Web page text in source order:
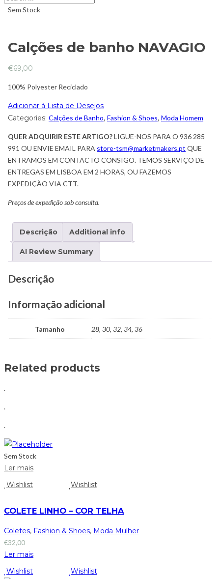
Sem Stock
Calções de banho NAVAGIO
€69,00
100% Polyester Reciclado
Adicionar à Lista de Desejos
Categories: Calções de Banho, Fashion & Shoes, Moda Homem
QUER ADQUIRIR ESTE ARTIGO?LIGUE-NOS PARA O 936 285
991 OU ENVIE EMAIL PARA store-tsm@marketmakers.pt QUE
ENTRAMOS EM CONTACTO CONSIGO. TEMOS SERVIÇO DE
ENTREGAS EM LISBOA EM 2 HORAS, OU FAZEMOS
EXPEDIÇÃO VIA CTT.
Preços de expedição sob consulta.
Descrição Additional info
AI Review Summary
Descrição
Informação adicional
Tamanho 28, 30, 32, 34, 36
Related products
.
.
.
Sem Stock
Ler mais
Wishlist
Wishlist
COLETE LINHO – COR TELHA
Coletes, Fashion & Shoes, Moda Mulher
€32,00
Ler mais
Wishlist
Wishlist